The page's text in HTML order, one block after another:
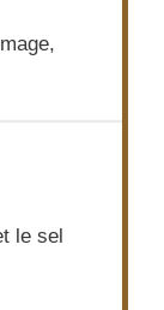
le sel